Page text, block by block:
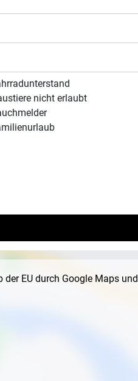
nicht erlaubt
EU durch Google Maps und